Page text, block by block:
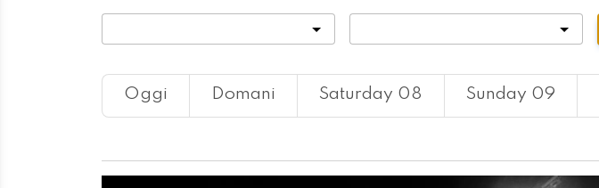
Oggi Domani Saturday 08 Sunday 09